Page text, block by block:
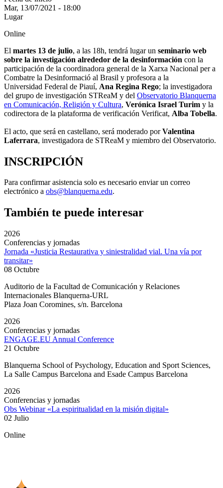
Mar, 13/07/2021 - 18:00
Lugar
Online
El martes 13 de julio, a las 18h, tendrá lugar un seminario web
sobre la investigación alrededor de la desinformación con la
participación de la coordinadora general de la Xarxa Nacional per a
Combatre la Desinformació al Brasil y profesora a la
Universidad Federal de Piauí, Ana Regina Rego; la investigadora
del grupo de investigación STReaM y del Observatorio Blanquerna
en Comunicación, Religión y Cultura, Verónica Israel Turim y la
codirectora de la plataforma de verificación Verificat, Alba Tobella.
El acto, que será en castellano, será moderado porValentina
Laferrara, investigadora de STReaM y miembro del Observatorio.
INSCRIPCIÓN
Para confirmar asistencia solo es necesario enviar un correo
electrónico a obs@blanquerna.edu.
También te puede interesar
2026
Conferencias y jornadas
Jornada «Justicia Restaurativa y siniestralidad vial. Una vía por
transitar»
08 Octubre
Auditorio de la Facultad de Comunicación y Relaciones
Internacionales Blanquerna-URL
Plaza Joan Coromines, s/n. Barcelona
2026
Conferencias y jornadas
ENGAGE.EU Annual Conference
21 Octubre
Blanquerna School of Psychology, Education and Sport Sciences,
La Salle Campus Barcelona and Esade Campus Barcelona
2026
Conferencias y jornadas
Obs Webinar «La espiritualidad en la misión digital»
02 Julio
Online